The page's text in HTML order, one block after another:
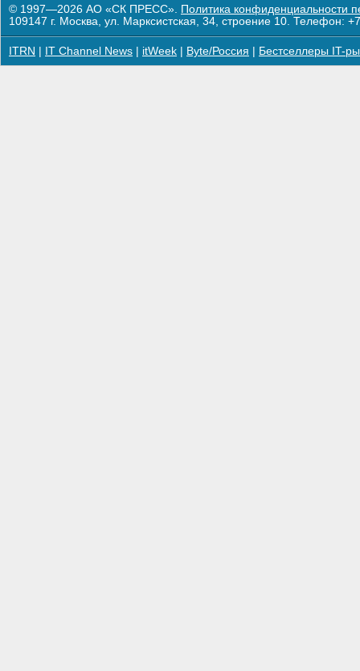
© 1997—2026 АО «СК ПРЕСС». Политика конфиденциальности
109147 г. Москва, ул. Марксистская, 34, строение 10. Телефон:
ITRN IT Channel News itWeek Byte/Россия Бестселлеры IT-